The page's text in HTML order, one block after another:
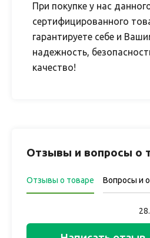
При покупке у нас
сертифицированного
гарантируете себе и
надежность,
качество!
Отзывы и вопросы о
Отзывы о товаре Вопросы и